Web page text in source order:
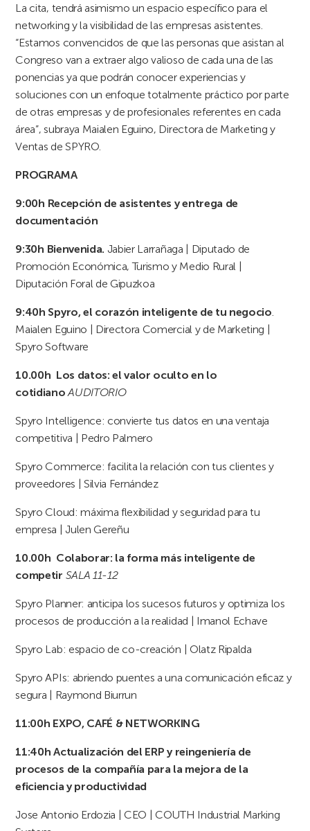
La cita, tendrá asimismo un espacio específico para el
networking y la visibilidad de las empresas asistentes.
“Estamos convencidos de que las personas que asistan al
Congreso van a extraer algo valioso de cada una de las
ponencias ya que podrán conocer experiencias y
soluciones con un enfoque totalmente práctico por parte
de otras empresas y de profesionales referentes en cada
área”, subraya Maialen Eguino, Directora de Marketing y
Ventas de SPYRO.
PROGRAMA
9:00h Recepción de asistentes y entrega de
documentación
9:30h Bienvenida. Jabier Larrañaga | Diputado de
Promoción Económica, Turismo y Medio Rural |
Diputación Foral de Gipuzkoa
9:40h Spyro, el corazón inteligente de tu negocio
Maialen Eguino | Directora Comercial y de Marketing |
Spyro Software
10.00h Los datos: el valor oculto en lo
cotidiano AUDITORIO
Spyro Intelligence: convierte tus datos en una ventaja
competitiva | Pedro Palmero
Spyro Commerce: facilita la relación con tus clientes y
proveedores | Silvia Fernández
Spyro Cloud: máxima flexibilidad y seguridad para tu
empresa | Julen Gereñu
10.00h Colaborar: la forma más inteligente de
competir SALA 11-12
Spyro Planner: anticipa los sucesos futuros y optimiza los
procesos de producción a la realidad | Imanol Echave
Spyro Lab: espacio de co-creación | Olatz Ripalda
Spyro APIs: abriendo puentes a una comunicación eficaz y
segura | Raymond Biurrun
11:00h EXPO, CAFÉ & NETWORKING
11:40h Actualización del ERP y reingeniería de
procesos de la compañía para la mejora de la
eficiencia y productividad
Jose Antonio Erdozia | CEO | COUTH Industrial Marking